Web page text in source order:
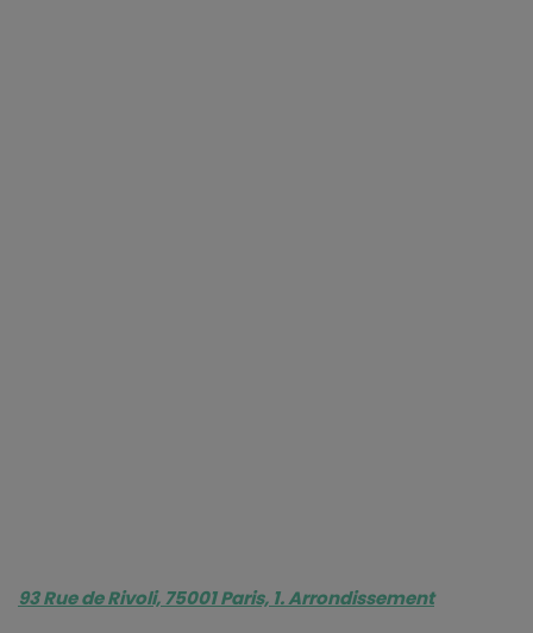
93 Rue de Rivoli, 75001 Paris, 1. Arrondissement